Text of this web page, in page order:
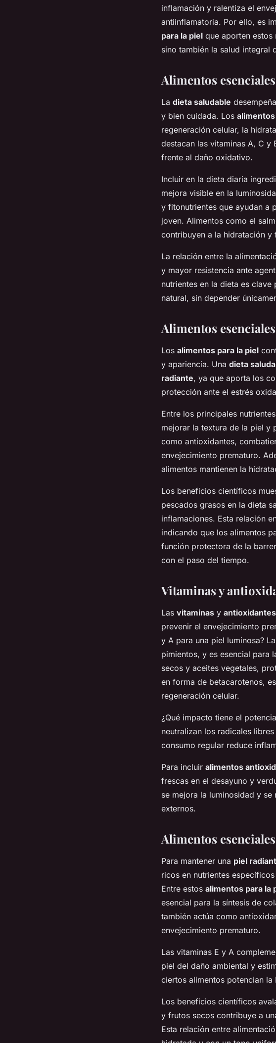
inflamación y ralentiza el
antiinflamatoria. Por ello, es
para la piel que aporten estos
sino también la salud integral
Alimentos
La dieta saludable
y bien cuidada. Los
regeneración celular, la
destacan las vitaminas A, C y
frente al daño oxidativo.
Incluir en la dieta diaria
mejora visible en la
y fitonutrientes que ayudan a
joven. Alimentos como el
contribuyen a la hidratación y
La relación entre la
y mayor resistencia ante
nutrientes en la dieta es
natural, sin depender
Alimentos
Los alimentos para la piel
y apariencia. Una dieta
radiante, ya que aporta los
protección ante el estrés
Entre los principales
mejorar la textura de la piel y
como antioxidantes,
envejecimiento prematuro.
alimentos mantienen la
Los beneficios científicos
pescados grasos en la dieta
inflamaciones. Esta relación
indicando que los alimentos
función protectora de la
con el paso del tiempo.
Vitaminas y
Las vitaminas y antioxidantes
prevenir el envejecimiento
y A para una piel luminosa?
pimientos, y es esencial para
secos y aceites vegetales,
en forma de betacarotenos,
regeneración celular.
¿Qué impacto tiene el
neutralizan los radicales
consumo regular reduce
Para incluir alimentos
frescas en el desayuno y
se mejora la luminosidad y
externos.
Alimentos
Para mantener una piel
ricos en nutrientes
Entre estos alimentos para la
esencial para la síntesis de
también actúa como
envejecimiento prematuro.
Las vitaminas E y A
piel del daño ambiental y
ciertos alimentos potencian
Los beneficios científicos
y frutos secos contribuye a
Esta relación entre